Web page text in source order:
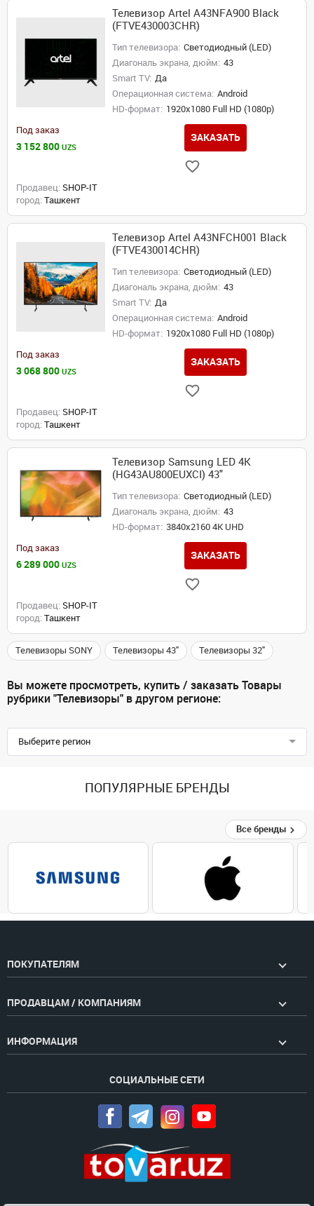
Телевизор Artel A43NFA900 Black
(FTVE430003CHR)
Тип телевизора: Светодиодный (LED)
Диагональ экрана, дюйм: 43
Smart TV: Да
Операционная система: Android
HD-формат: 1920x1080 Full HD (1080p)
Под заказ
3 152 800 UZS
ЗАКАЗАТЬ
Продавец: SHOP-IT
город: Ташкент
Телевизор Artel A43NFCH001 Black
(FTVE430014CHR)
Тип телевизора: Светодиодный (LED)
Диагональ экрана, дюйм: 43
Smart TV: Да
Операционная система: Android
HD-формат: 1920x1080 Full HD (1080p)
Под заказ
3 068 800 UZS
ЗАКАЗАТЬ
Продавец: SHOP-IT
город: Ташкент
Телевизор Samsung LED 4K
(HG43AU800EUXCI) 43"
Тип телевизора: Светодиодный (LED)
Диагональ экрана, дюйм: 43
HD-формат: 3840x2160 4K UHD
Под заказ
6 289 000 UZS
ЗАКАЗАТЬ
Продавец: SHOP-IT
город: Ташкент
Телевизоры SONY Телевизоры 43" Телевизоры 32"
Вы можете просмотреть, купить / заказать Товары
рубрики "Телевизоры" в другом регионе:
Выберите регион
ПОПУЛЯРНЫЕ БРЕНДЫ
Все бренды
ПОКУПАТЕЛЯМ
ПРОДАВЦАМ / КОМПАНИЯМ
ИНФОРМАЦИЯ
СОЦИАЛЬНЫЕ СЕТИ